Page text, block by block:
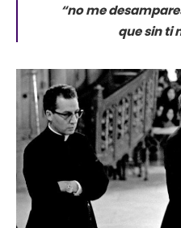
“no me
que sin ti